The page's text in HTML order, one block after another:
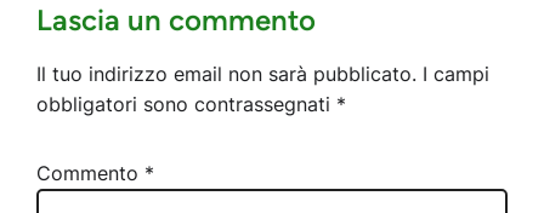
Lascia un commento
Il tuo indirizzo email non sarà pubblicato. I campi
obbligatori sono contrassegnati *
Commento *